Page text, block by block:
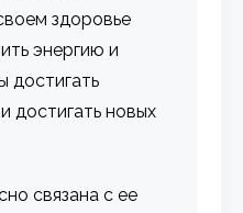
здоровье
энергию и
достигать
достигать новых
связана с ее